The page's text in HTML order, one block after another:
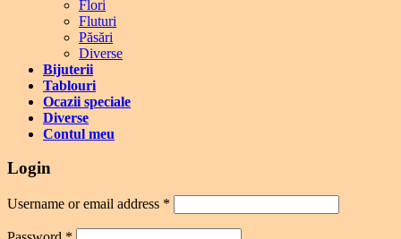
Flori
Fluturi
Păsări
Diverse
Bijuterii
Tablouri
Ocazii speciale
Diverse
Contul meu
Login
Username or email address *